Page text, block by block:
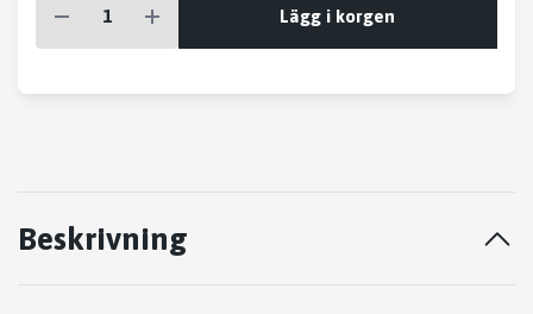
Lägg i korgen
Beskrivning